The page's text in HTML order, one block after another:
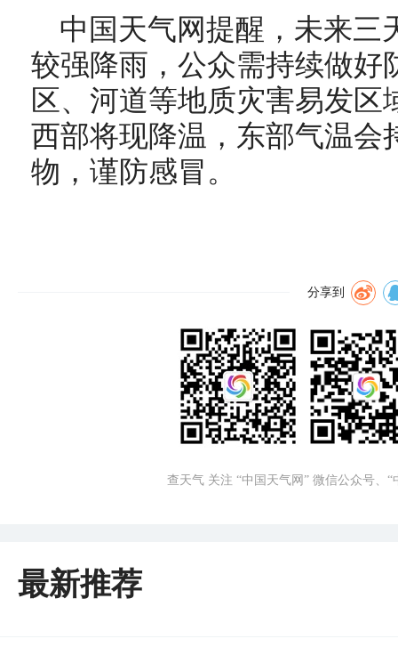
中国天气网提醒，未来三
较强降雨，公众需持续做好
区、河道等地质灾害易发
西部将现降温，东部气温会
物，谨防感冒。
分享到
查天气 关注 “中国天气网” 微信公众号、
最新推荐